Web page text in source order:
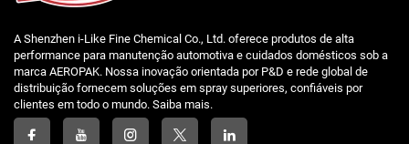
A Shenzhen i-Like Fine Chemical Co., Ltd. oferece produtos de alta
performance para manutenção automotiva e cuidados domésticos sob a
marca AEROPAK. Nossa inovação orientada por P&D e rede global de
distribuição fornecem soluções em spray superiores, confiáveis por
clientes em todo o mundo. Saiba mais.